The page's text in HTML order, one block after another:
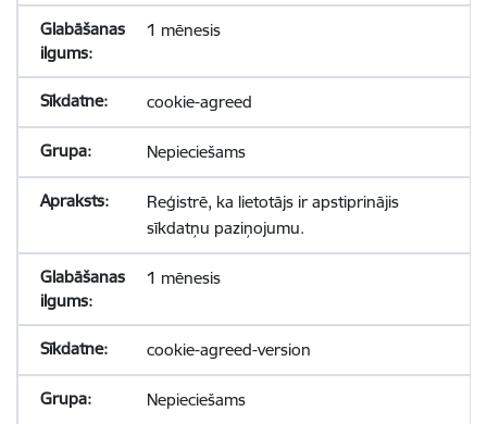
1 mēnesis
cookie-agreed
Nepieciešams
Reģistrē, ka lietotājs ir apstiprinājis
sīkdatņu paziņojumu.
1 mēnesis
cookie-agreed-version
Nepieciešams